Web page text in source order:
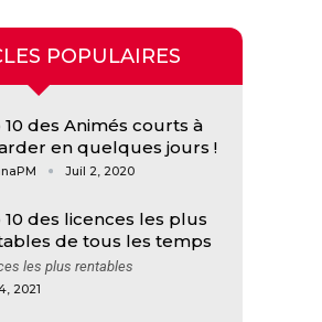
POPULAIRES
10 des Animés courts à
en quelques jours !
Juil 2, 2020
10 des licences les plus
de tous les temps
les plus rentables
2021